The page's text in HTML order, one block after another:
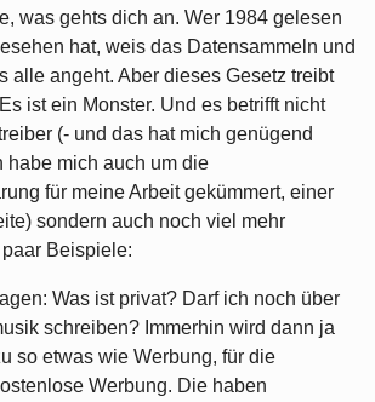
was gehts dich an. Wer 1984 gelesen
hat, weis das Datensammeln und
alle angeht. Aber dieses Gesetz treibt
ist ein Monster. Und es betrifft nicht
(- und das hat mich genügend
habe mich auch um die
für meine Arbeit gekümmert, einer
sondern auch noch viel mehr
Beispiele:
Was ist privat? Darf ich noch über
schreiben? Immerhin wird dann ja
so etwas wie Werbung, für die
Werbung. Die haben